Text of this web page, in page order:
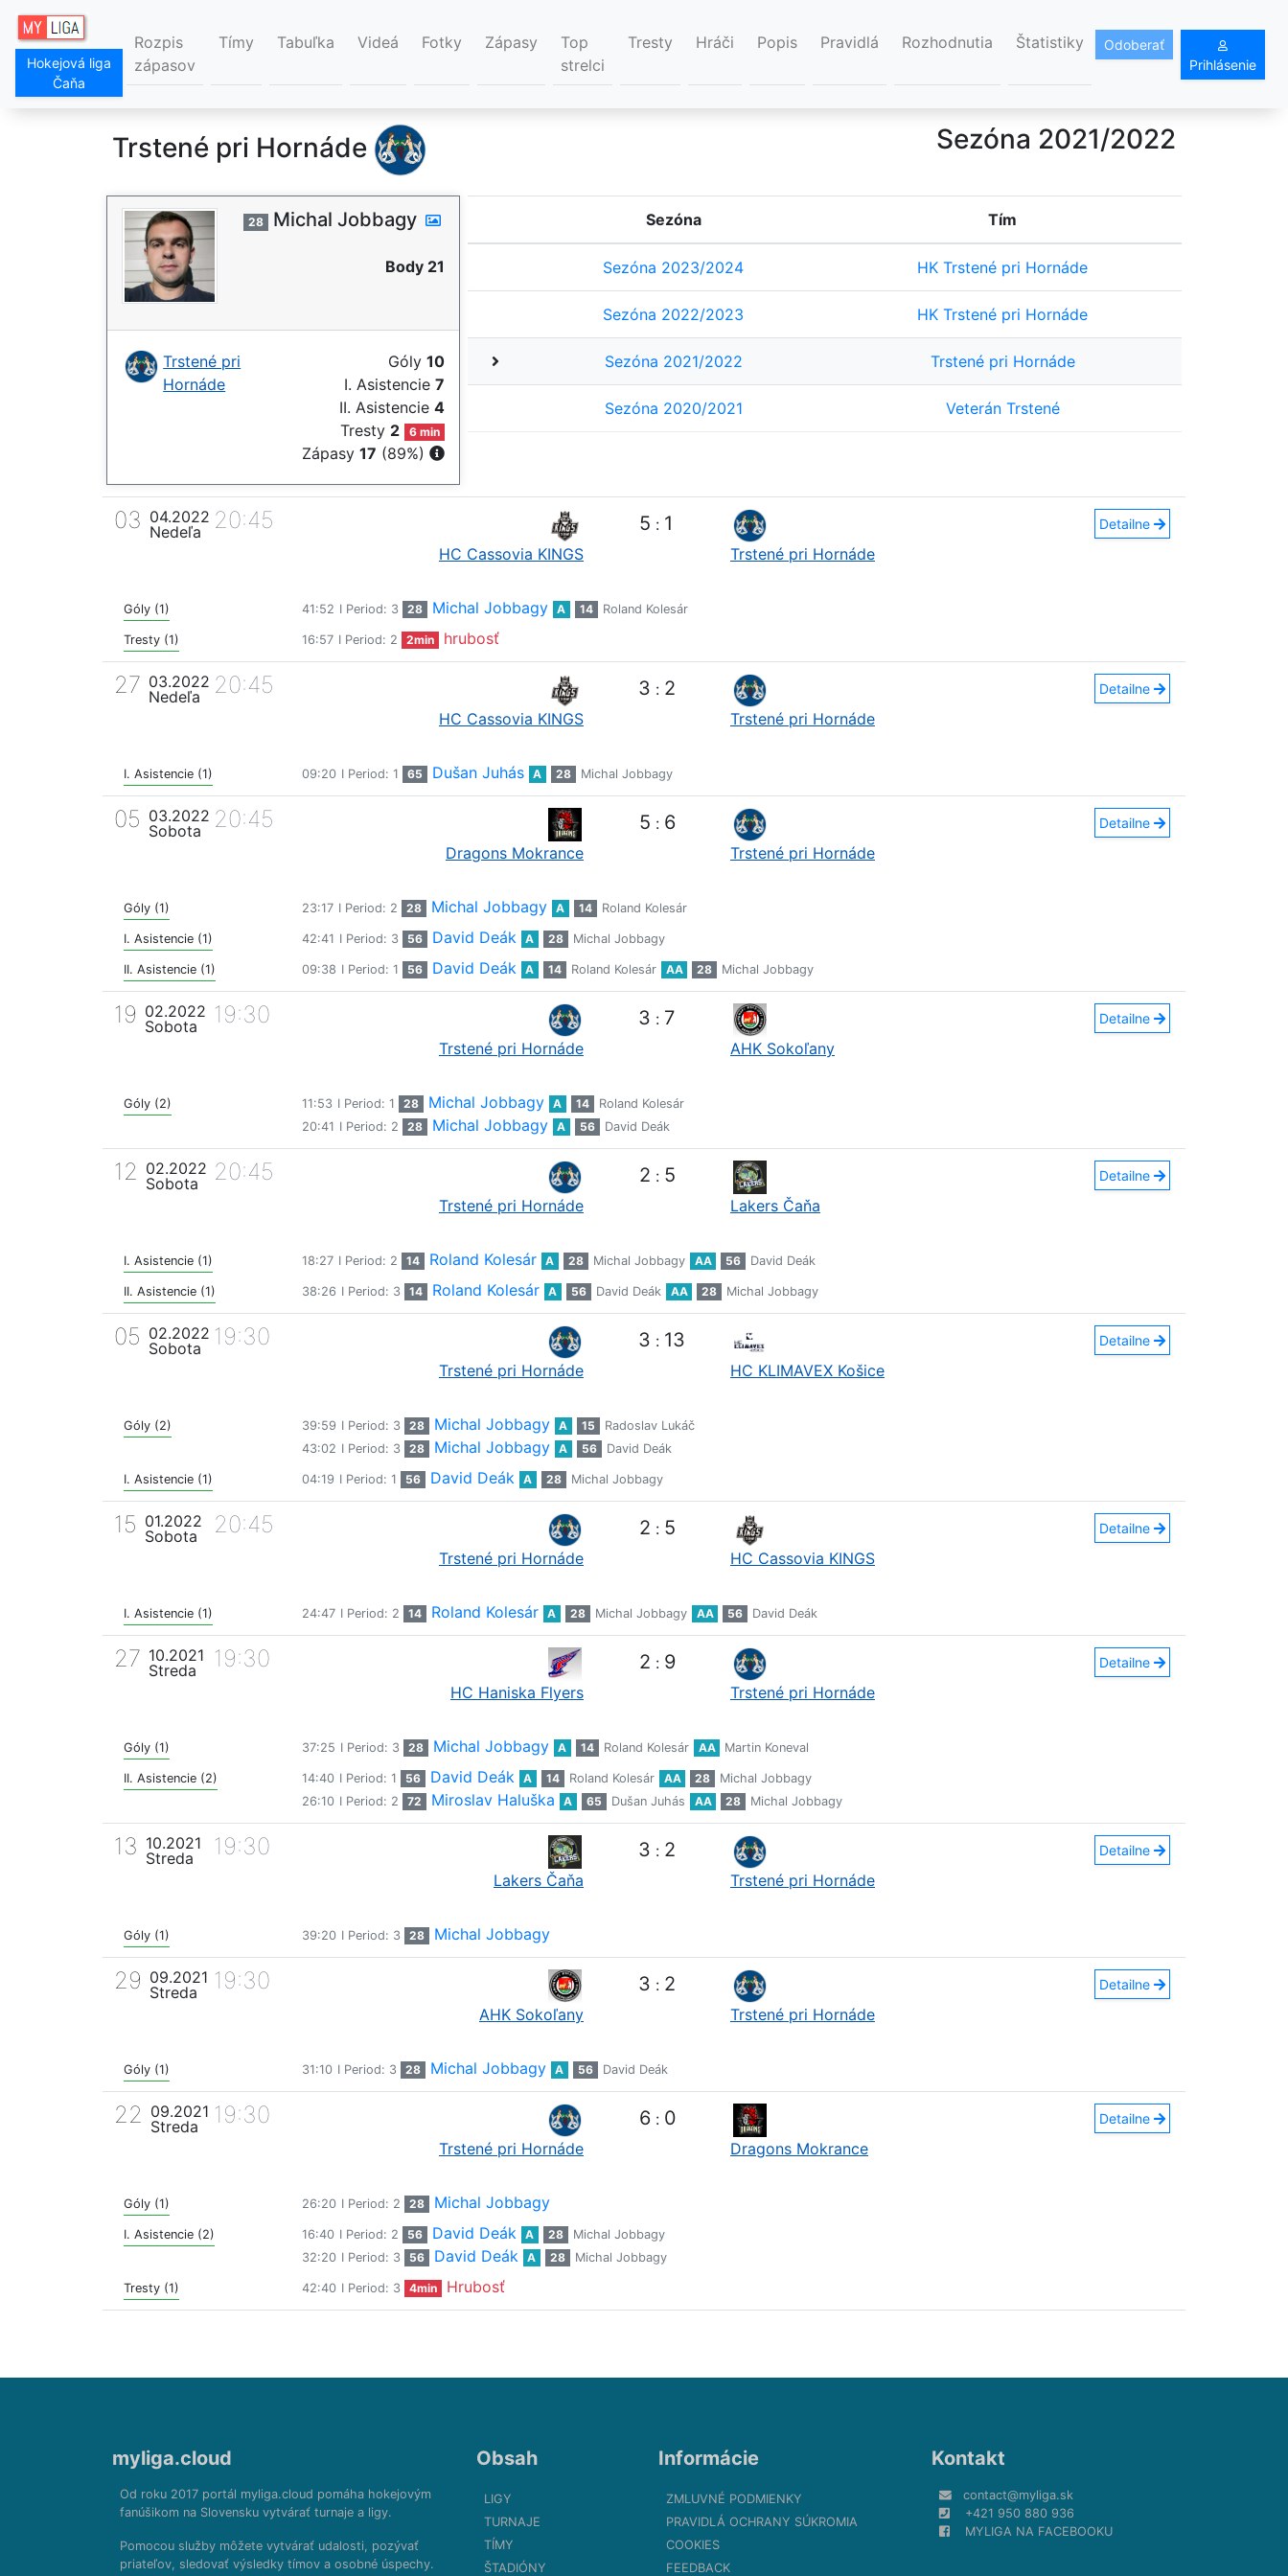
Hokejová liga
Čaňa
Rozpis
zápasov
Tímy Tabuľka Videá Fotky Zápasy
Top
strelci
Tresty Hráči Popis Pravidlá Rozhodnutia Štatistiky
Odoberať
Prihlásenie
Trstené pri Hornáde Sezóna 2021/2022
28 Michal Jobbagy
Body 21
Trstené pri
Hornáde
Góly 10
I. Asistencie 7
II. Asistencie 4
Tresty 2 6 min
Zápasy 17 (89%)
Sezóna Tím
Sezóna 2023/2024 HK Trstené pri Hornáde
Sezóna 2022/2023 HK Trstené pri Hornáde
Sezóna 2021/2022 Trstené pri Hornáde
Sezóna 2020/2021 Veterán Trstené
03 04.2022
Nedeľa
20:45
HC Cassovia KINGS
5 : 1
Trstené pri Hornáde
Detailne
Góly (1) 41:52 I Period: 3 28 Michal Jobbagy A 14 Roland Kolesár
Tresty (1) 16:57 I Period: 2 2min hrubosť
27 03.2022
Nedeľa
20:45
HC Cassovia KINGS
3 : 2
Trstené pri Hornáde
Detailne
I. Asistencie (1) 09:20 I Period: 1 65 Dušan Juhás A 28 Michal Jobbagy
05 03.2022
Sobota
20:45
Dragons Mokrance
5 : 6
Trstené pri Hornáde
Detailne
Góly (1) 23:17 I Period: 2 28 Michal Jobbagy A 14 Roland Kolesár
I. Asistencie (1) 42:41 I Period: 3 56 David Deák A 28 Michal Jobbagy
II. Asistencie (1) 09:38 I Period: 1 56 David Deák A 14 Roland Kolesár AA 28 Michal Jobbagy
19 02.2022
Sobota
19:30
Trstené pri Hornáde
3 : 7
AHK Sokoľany
Detailne
Góly (2) 11:53 I Period: 1 28 Michal Jobbagy A 14
Roland Kolesár
20:41 I Period: 2 28 Michal Jobbagy A 56 David Deák
12 02.2022
Sobota
20:45
Trstené pri Hornáde
2 : 5
Lakers Čaňa
Detailne
I. Asistencie (1) 18:27 I Period: 2 14 Roland Kolesár A 28 Michal Jobbagy AA 56 David Deák
II. Asistencie (1) 38:26 I Period: 3 14 Roland Kolesár A 56 David Deák AA 28 Michal Jobbagy
05 02.2022
Sobota
19:30
Trstené pri Hornáde
3 : 13
HC KLIMAVEX Košice
Detailne
Góly (2) 39:59 I Period: 3 28 Michal Jobbagy A 15
Radoslav Lukáč
43:02 I Period: 3 28 Michal Jobbagy A 56 David Deák
I. Asistencie (1) 04:19 I Period: 1 56 David Deák A 28 Michal Jobbagy
15 01.2022
Sobota
20:45
Trstené pri Hornáde
2 : 5
HC Cassovia KINGS
Detailne
I. Asistencie (1) 24:47 I Period: 2 14 Roland Kolesár A 28 Michal Jobbagy AA 56 David Deák
27 10.2021
Streda
19:30
HC Haniska Flyers
2 : 9
Trstené pri Hornáde
Detailne
Góly (1) 37:25 I Period: 3 28 Michal Jobbagy A 14 Roland Kolesár AA Martin Koneval
II. Asistencie (2) 14:40 I Period: 1 56 David Deák A 14 Roland Kolesár AA 28
Michal Jobbagy
26:10 I Period: 2 72 Miroslav Haluška A 65 Dušan Juhás AA 28 Michal Jobbagy
13 10.2021
Streda
19:30
Lakers Čaňa
3 : 2
Trstené pri Hornáde
Detailne
Góly (1) 39:20 I Period: 3 28 Michal Jobbagy
29 09.2021
Streda
19:30
AHK Sokoľany
3 : 2
Trstené pri Hornáde
Detailne
Góly (1) 31:10 I Period: 3 28 Michal Jobbagy A 56 David Deák
22 09.2021
Streda
19:30
Trstené pri Hornáde
6 : 0
Dragons Mokrance
Detailne
Góly (1) 26:20 I Period: 2 28 Michal Jobbagy
I. Asistencie (2) 16:40 I Period: 2 56 David Deák A 28
Michal Jobbagy
32:20 I Period: 3 56 David Deák A 28 Michal Jobbagy
Tresty (1) 42:40 I Period: 3 4min Hrubosť
myliga.cloud
Od roku 2017 portál myliga.cloud pomáha hokejovým
fanúšikom na Slovensku vytvárať turnaje a ligy.
Pomocou služby môžete vytvárať udalosti, pozývať
priateľov, sledovať výsledky tímov a osobné úspechy.
Obsah
LIGY
TURNAJE
TÍMY
ŠTADIÓNY
Informácie
ZMLUVNÉ PODMIENKY
PRAVIDLÁ OCHRANY SÚKROMIA
COOKIES
FEEDBACK
Kontakt
contact@myliga.sk
+421 950 880 936
MYLIGA NA FACEBOOKU